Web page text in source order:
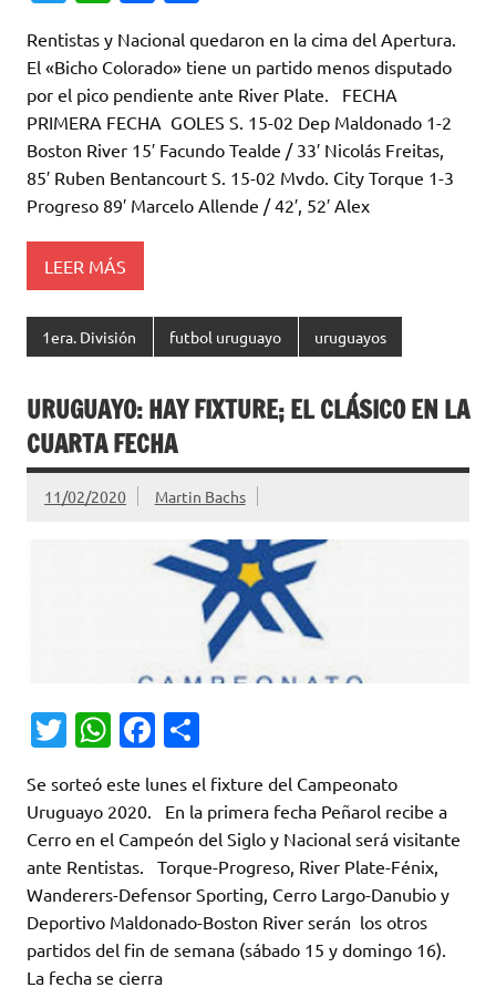
it
te
r
at
s
A
p
p
e
b
o
o
k
m
p
ar
ti
r
Rentistas y Nacional quedaron en la cima del Apertura.
El «Bicho Colorado» tiene un partido menos disputado
por el pico pendiente ante River Plate. FECHA
PRIMERA FECHA GOLES S. 15-02 Dep Maldonado 1-2
Boston River 15′ Facundo Tealde / 33′ Nicolás Freitas,
85′ Ruben Bentancourt S. 15-02 Mvdo. City Torque 1-3
Progreso 89′ Marcelo Allende / 42′, 52′ Alex
LEER MÁS
1era. División futbol uruguayo uruguayos
URUGUAYO: HAY FIXTURE; EL CLÁSICO EN LA
CUARTA FECHA
11/02/2020 Martin Bachs
T
it
te
r
W
at
s
A
p
p
Fa
e
b
o
o
k
m
p
ar
ti
r
Se sorteó este lunes el fixture del Campeonato
Uruguayo 2020. En la primera fecha Peñarol recibe a
Cerro en el Campeón del Siglo y Nacional será visitante
ante Rentistas. Torque-Progreso, River Plate-Fénix,
Wanderers-Defensor Sporting, Cerro Largo-Danubio y
Deportivo Maldonado-Boston River serán los otros
partidos del fin de semana (sábado 15 y domingo 16).
La fecha se cierra